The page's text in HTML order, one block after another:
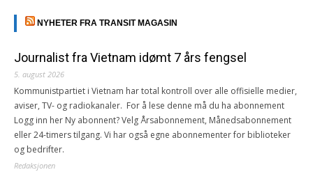
NYHETER FRA TRANSIT MAGASIN
Journalist fra Vietnam idømt 7 års fengsel
5. august 2026
Kommunistpartiet i Vietnam har total kontroll over alle offisielle medier,
aviser, TV- og radiokanaler. For å lese denne må du ha abonnement
Logg inn her Ny abonnent? Velg Årsabonnement, Månedsabonnement
eller 24-timers tilgang. Vi har også egne abonnementer for biblioteker
og bedrifter.
Redaksjonen